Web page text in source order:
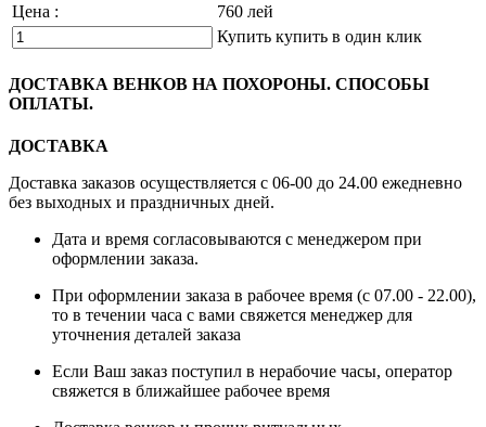
Цена : 760 лей
Купить купить в один клик
ДОСТАВКА ВЕНКОВ НА ПОХОРОНЫ. СПОСОБЫ
ОПЛАТЫ.
ДОСТАВКА
Доставка заказов осуществляется с 06-00 до 24.00 ежедневно
без выходных и праздничных дней.
Дата и время согласовываются с менеджером при
оформлении заказа.
При оформлении заказа в рабочее время (с 07.00 - 22.00),
то в течении часа с вами свяжется менеджер для
уточнения деталей заказа
Если Ваш заказ поступил в нерабочие часы, оператор
свяжется в ближайшее рабочее время